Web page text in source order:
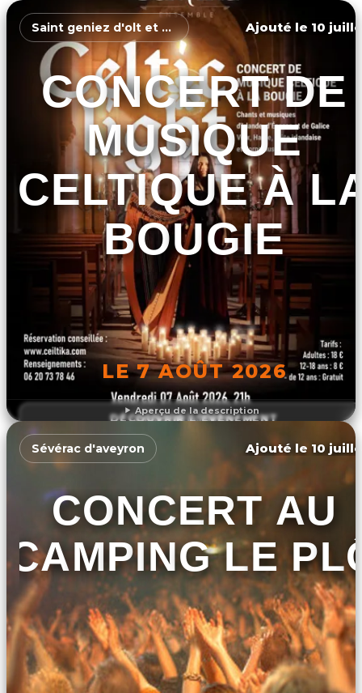
Aperçu de la description
Saint geniez d'olt et d'aubrac Ajouté le 10
CONCERT DE
MUSIQUE
CELTIQUE À
BOUGIE
LE 7 AOÛT 2026
DÉCOUVRIR L'ÉVÉNEMENT
Sévérac d'aveyron Ajouté le 10
CONCERT AU
CAMPING LE